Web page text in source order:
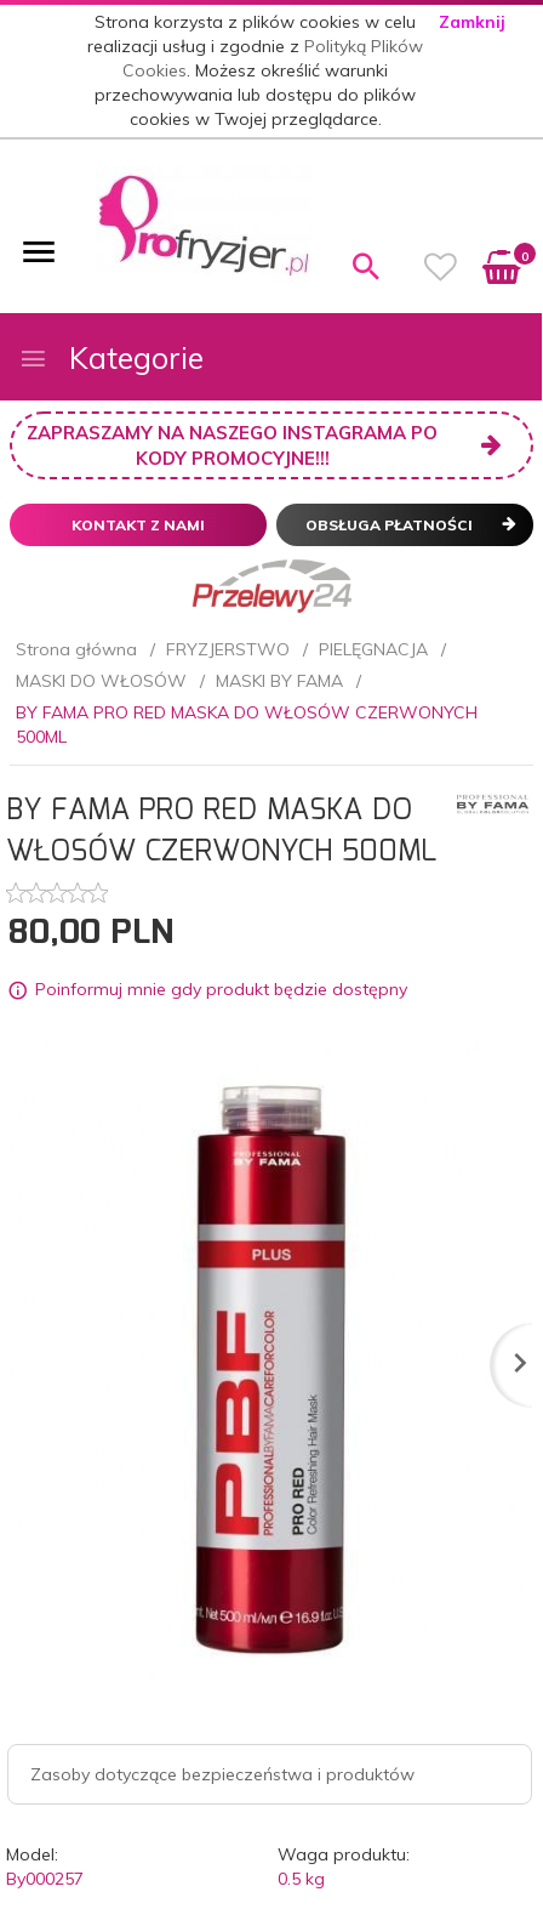
Strona korzysta z plików cookies w celu
realizacji usług i zgodnie zPolityką Plików
Cookies. Możesz określić warunki
przechowywania lub dostępu do plików
cookies w Twojej przeglądarce.
Zamknij
0
Kategorie
ZAPRASZAMY NA NASZEGO INSTAGRAMA PO
KODY PROMOCYJNE!!!
KONTAKT Z NAMI OBSŁUGA PŁATNOŚCI
Strona główna FRYZJERSTWO
PIELĘGNACJA
MASKI DO WŁOSÓW
MASKI BY FAMA
BY FAMA PRO RED MASKA DO WŁOSÓW CZERWONYCH
500ML
BY FAMA PRO RED MASKA DO
WŁOSÓW CZERWONYCH 500ML
80,00 PLN
Poinformuj mnie gdy produkt będzie dostępny
Zasoby dotyczące bezpieczeństwa i produktów
Model:
By000257
Waga produktu:
0.5 kg